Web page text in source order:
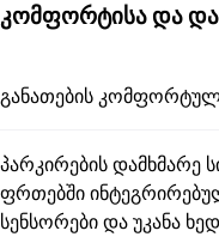
კომფორტისა და
განათების
პარკირების დამხმარე
ფრთებში
სენსორები და უკანა